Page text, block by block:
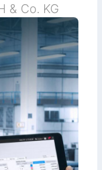
& Co. KG